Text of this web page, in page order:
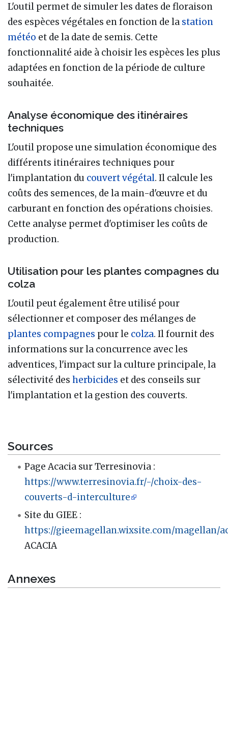
L'outil permet de simuler les dates de floraison
des espèces végétales en fonction de la station
météo et de la date de semis. Cette
fonctionnalité aide à choisir les espèces les plus
adaptées en fonction de la période de culture
souhaitée.
Analyse économique des itinéraires
techniques
L'outil propose une simulation économique des
différents itinéraires techniques pour
l'implantation du couvert végétal. Il calcule les
coûts des semences, de la main-d'œuvre et du
carburant en fonction des opérations choisies.
Cette analyse permet d'optimiser les coûts de
production.
Utilisation pour les plantes compagnes du
colza
L'outil peut également être utilisé pour
sélectionner et composer des mélanges de
plantes compagnes pour le colza. Il fournit des
informations sur la concurrence avec les
adventices, l'impact sur la culture principale, la
sélectivité des herbicides et des conseils sur
l'implantation et la gestion des couverts.
Sources
Page Acacia sur Terresinovia :
https://www.terresinovia.fr/-/choix-des-
couverts-d-interculture
Site du GIEE :
https://gieemagellan.wixsite.com/magellan/
ACACIA
Annexes